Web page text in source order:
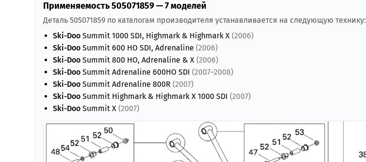
Применяемость 505071859 — 7 моделей
Деталь 505071859 по каталогам производителя устанавливается на следующую технику:
Ski-Doo Summit 1000 SDI, Highmark & Highmark X (2006)
Ski-Doo Summit 600 HO SDI, Adrenaline (2006)
Ski-Doo Summit 800 HO, Adrenaline & X (2006)
Ski-Doo Summit Adrenaline 600HO SDI (2007–2008)
Ski-Doo Summit Adrenaline 800R (2007)
Ski-Doo Summit Highmark & Highmark X 1000 SDI (2007)
Ski-Doo Summit X (2007)